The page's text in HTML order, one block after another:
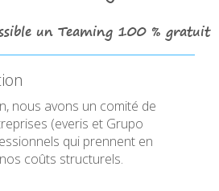
un Teaming 100 % gratuit
nous avons un comité de
(everis et Grupo
qui prennent en
coûts structurels.